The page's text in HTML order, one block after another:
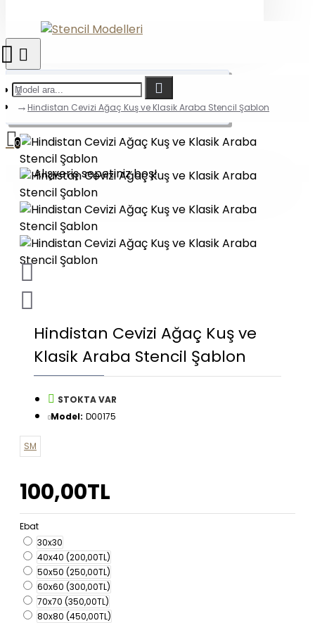
0
Alışveriş sepetiniz boş!
Hindistan Cevizi Ağaç Kuş ve Klasik Araba Stencil Şablon
Hindistan Cevizi Ağaç Kuş ve
Klasik Araba Stencil Şablon
STOKTA VAR
Model: D00175
SM
100,00TL
Ebat
30x30
40x40 (200,00TL)
50x50 (250,00TL)
60x60 (300,00TL)
70x70 (350,00TL)
80x80 (450,00TL)